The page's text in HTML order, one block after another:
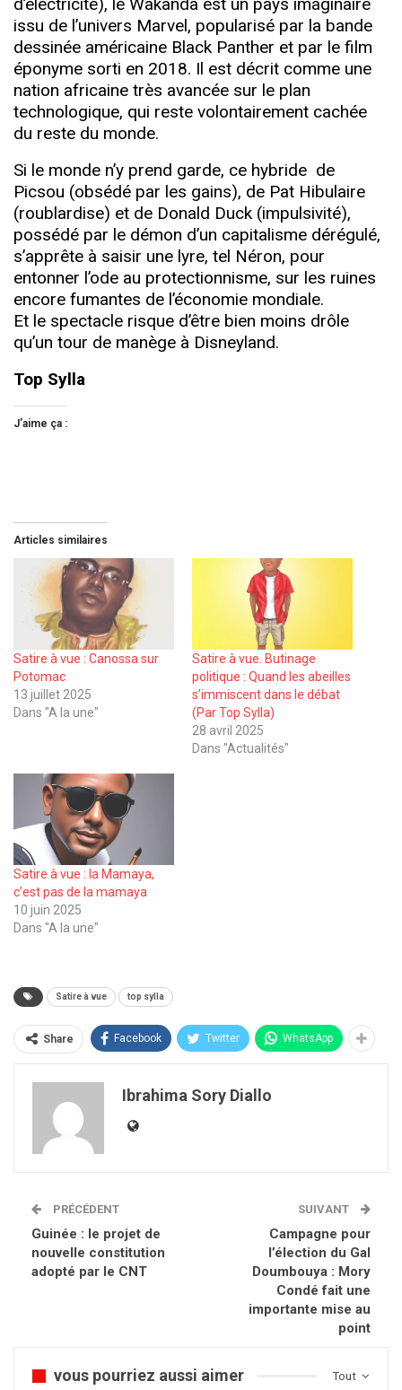
issu de l’univers Marvel, popularisé par la bande
dessinée américaine Black Panther et par le film
éponyme sorti en 2018. Il est décrit comme une
nation africaine très avancée sur le plan
technologique, qui reste volontairement cachée
du reste du monde.
Si le monde n’y prend garde, ce hybride de
Picsou (obsédé par les gains), de Pat Hibulaire
(roublardise) et de Donald Duck (impulsivité),
possédé par le démon d’un capitalisme dérégulé,
s’apprête à saisir une lyre, tel Néron, pour
entonner l’ode au protectionnisme, sur les ruines
encore fumantes de l’économie mondiale.
Et le spectacle risque d’être bien moins drôle
qu’un tour de manège à Disneyland.
Top Sylla
J’aime ça :
Articles similaires
Satire à vue : Canossa sur
Potomac
13 juillet 2025
Dans "A la une"
Satire à vue. Butinage
politique : Quand les abeilles
s’immiscent dans le débat
(Par Top Sylla)
28 avril 2025
Dans "Actualités"
Satire à vue : la Mamaya,
c’est pas de la mamaya
10 juin 2025
Dans "A la une"
Satire à vue top sylla
Share Facebook Twitter WhatsApp
Ibrahima Sory Diallo
PRÉCÉDENT
Guinée : le projet de
nouvelle constitution
adopté par le CNT
SUIVANT
Campagne pour
l’élection du Gal
Doumbouya : Mory
Condé fait une
importante mise au
point
Tout
vous pourriez aussi aimer